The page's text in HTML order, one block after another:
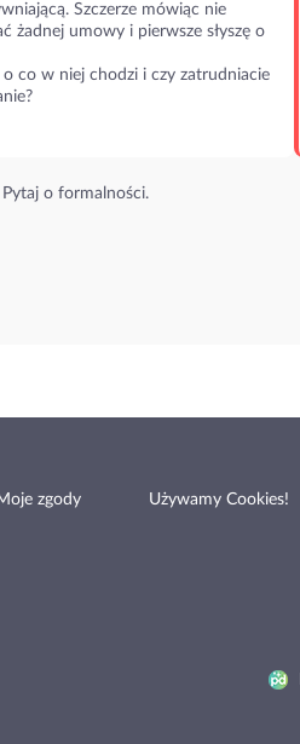
Szczerze mówiąc nie
żadnej umowy i pierwsze słyszę o
o co w niej chodzi i czy zatrudniacie
Pytaj o formalności.
zgody Używamy Cookies!